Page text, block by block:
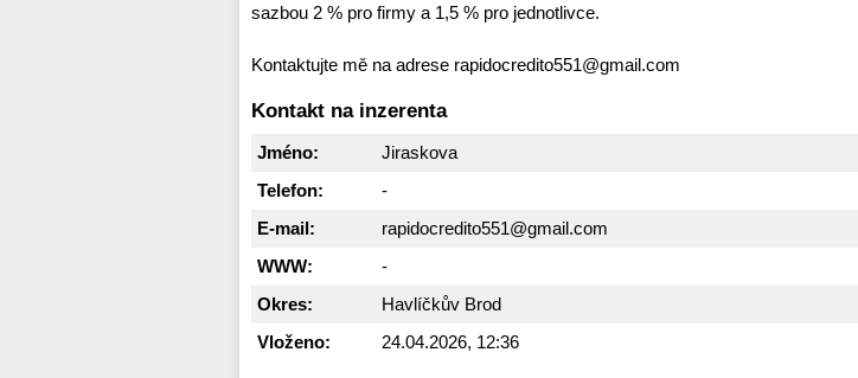
sazbou 2 % pro firmy a 1,5 % pro jednotlivce.
Kontaktujte mě na adrese rapidocredito551@gmail.com
Kontakt na inzerenta
Jméno:
Jiraskova
Telefon:
-
E-mail:
rapidocredito551@gmail.com
WWW:
-
Okres:
Havlíčkův Brod
Vloženo:
24.04.2026, 12:36